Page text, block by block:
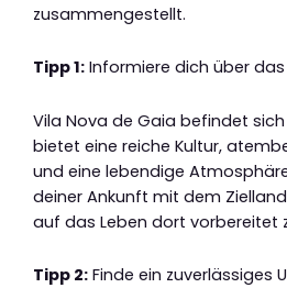
zusammengestellt.
Tipp 1: Informiere dich über
Vila Nova de Gaia befindet
bietet eine reiche Kultur,
und eine lebendige
deiner Ankunft mit dem
auf das Leben dort vorbereitet
Tipp 2: Finde ein zuverlässiges